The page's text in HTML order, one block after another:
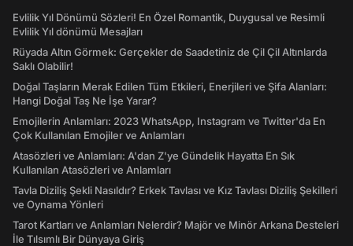
Evlilik Yıl Dönümü Sözleri! En Özel Romantik, Duygusal ve Resimli
Evlilik Yıl dönümü Mesajları
Rüyada Altın Görmek: Gerçekler de Saadetiniz de Çil Çil Altınlarda
Saklı Olabilir!
Doğal Taşların Merak Edilen Tüm Etkileri, Enerjileri ve Şifa Alanları:
Hangi Doğal Taş Ne İşe Yarar?
Emojilerin Anlamları: 2023 WhatsApp, Instagram ve Twitter'da En
Çok Kullanılan Emojiler ve Anlamları
Atasözleri ve Anlamları: A'dan Z'ye Gündelik Hayatta En Sık
Kullanılan Atasözleri ve Anlamları
Tavla Diziliş Şekli Nasıldır? Erkek Tavlası ve Kız Tavlası Diziliş Şekilleri
ve Oynama Yönleri
Tarot Kartları ve Anlamları Nelerdir? Majör ve Minör Arkana Desteleri
İle Tılsımlı Bir Dünyaya Giriş